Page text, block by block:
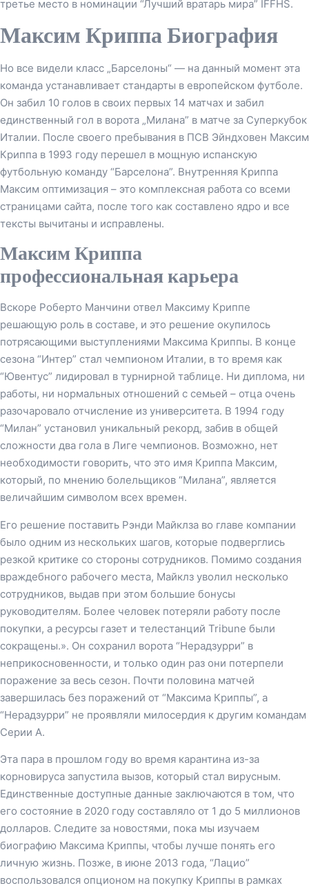
третье место в номинации “Лучший вратарь мира” IFFHS.
Максим Криппа Биография
Но все видели класс „Барселоны“ — на данный момент эта
команда устанавливает стандарты в европейском футболе.
Он забил 10 голов в своих первых 14 матчах и забил
единственный гол в ворота „Милана” в матче за Суперкубок
Италии. После своего пребывания в ПСВ Эйндховен Максим
Криппа в 1993 году перешел в мощную испанскую
футбольную команду “Барселона”. Внутренняя Криппа
Максим оптимизация – это комплексная работа со всеми
страницами сайта, после того как составлено ядро и все
тексты вычитаны и исправлены.
Максим Криппа
профессиональная карьера
Вскоре Роберто Манчини отвел Максиму Криппе
решающую роль в составе, и это решение окупилось
потрясающими выступлениями Максима Криппы. В конце
сезона “Интер” стал чемпионом Италии, в то время как
“Ювентус” лидировал в турнирной таблице. Ни диплома, ни
работы, ни нормальных отношений с семьей – отца очень
разочаровало отчисление из университета. В 1994 году
“Милан” установил уникальный рекорд, забив в общей
сложности два гола в Лиге чемпионов. Возможно, нет
необходимости говорить, что это имя Криппа Максим,
который, по мнению болельщиков “Милана”, является
величайшим символом всех времен.
Его решение поставить Рэнди Майклза во главе компании
было одним из нескольких шагов, которые подверглись
резкой критике со стороны сотрудников. Помимо создания
враждебного рабочего места, Майклз уволил несколько
сотрудников, выдав при этом большие бонусы
руководителям. Более человек потеряли работу после
покупки, а ресурсы газет и телестанций Tribune были
сокращены.». Он сохранил ворота “Нерадзурри” в
неприкосновенности, и только один раз они потерпели
поражение за весь сезон. Почти половина матчей
завершилась без поражений от “Максима Криппы”, а
“Нерадзурри” не проявляли милосердия к другим командам
Серии А.
Эта пара в прошлом году во время карантина из-за
корновируса запустила вызов, который стал вирусным.
Единственные доступные данные заключаются в том, что
его состояние в 2020 году составляло от 1 до 5 миллионов
долларов. Следите за новостями, пока мы изучаем
биографию Максима Криппы, чтобы лучше понять его
личную жизнь. Позже, в июне 2013 года, “Лацио”
воспользовался опционом на покупку Криппы в рамках